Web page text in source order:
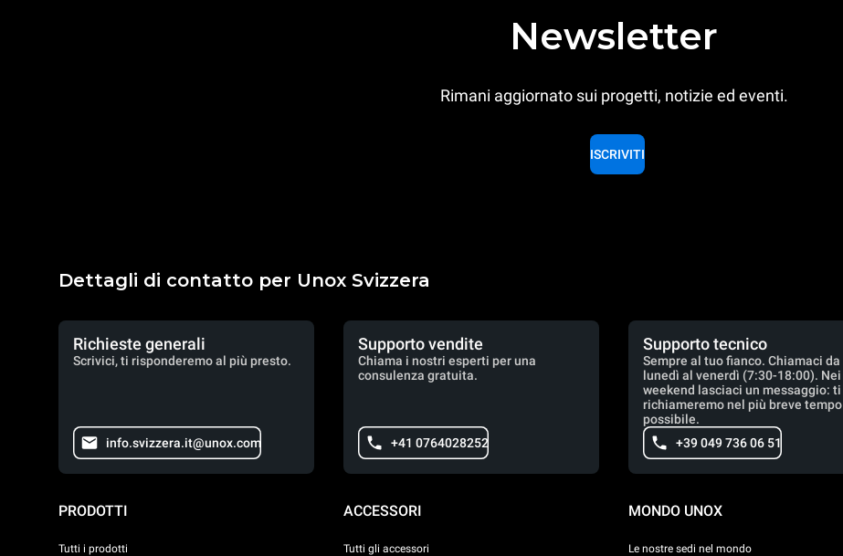
Newsletter
Rimani aggiornato sui progetti, notizie ed eventi.
ISCRIVITI
Dettagli di contatto per Unox Svizzera
Richieste generali
Scrivici, ti risponderemo al più presto.
info.svizzera.it@unox.com
Supporto vendite
Chiama i nostri esperti per una
consulenza gratuita.
+41 0764028252
Supporto tecnico
Sempre al tuo fianco. Chiamaci da
lunedì al venerdì (7:30-18:00). Nei
weekend lasciaci un messaggio: ti
richiameremo nel più breve tempo
possibile.
+39 049 736 06 51
PRODOTTI
Tutti i prodotti
ACCESSORI
Tutti gli accessori
MONDO UNOX
Le nostre sedi nel mondo